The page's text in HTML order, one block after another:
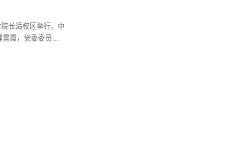
长清校区举行。中
雷霞，党委委员、